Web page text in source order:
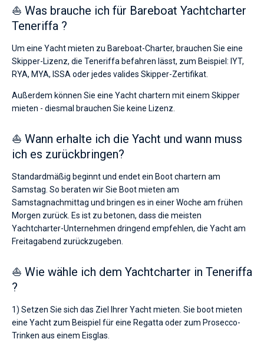
⛵ Was brauche ich für Bareboat Yachtcharter
Teneriffa ?
Um eine Yacht mieten zu Bareboat-Charter, brauchen Sie eine
Skipper-Lizenz, die Teneriffa befahren lässt, zum Beispiel: IYT,
RYA, MYA, ISSA oder jedes valides Skipper-Zertifikat.
Außerdem können Sie eine Yacht chartern mit einem Skipper
mieten - diesmal brauchen Sie keine Lizenz.
⛵ Wann erhalte ich die Yacht und wann muss
ich es zurückbringen?
Standardmäßig beginnt und endet ein Boot chartern am
Samstag. So beraten wir Sie Boot mieten am
Samstagnachmittag und bringen es in einer Woche am frühen
Morgen zurück. Es ist zu betonen, dass die meisten
Yachtcharter-Unternehmen dringend empfehlen, die Yacht am
Freitagabend zurückzugeben.
⛵ Wie wähle ich dem Yachtcharter in Teneriffa
?
1) Setzen Sie sich das Ziel Ihrer Yacht mieten. Sie boot mieten
eine Yacht zum Beispiel für eine Regatta oder zum Prosecco-
Trinken aus einem Eisglas.